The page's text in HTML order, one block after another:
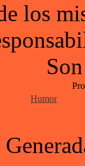
los
Humor